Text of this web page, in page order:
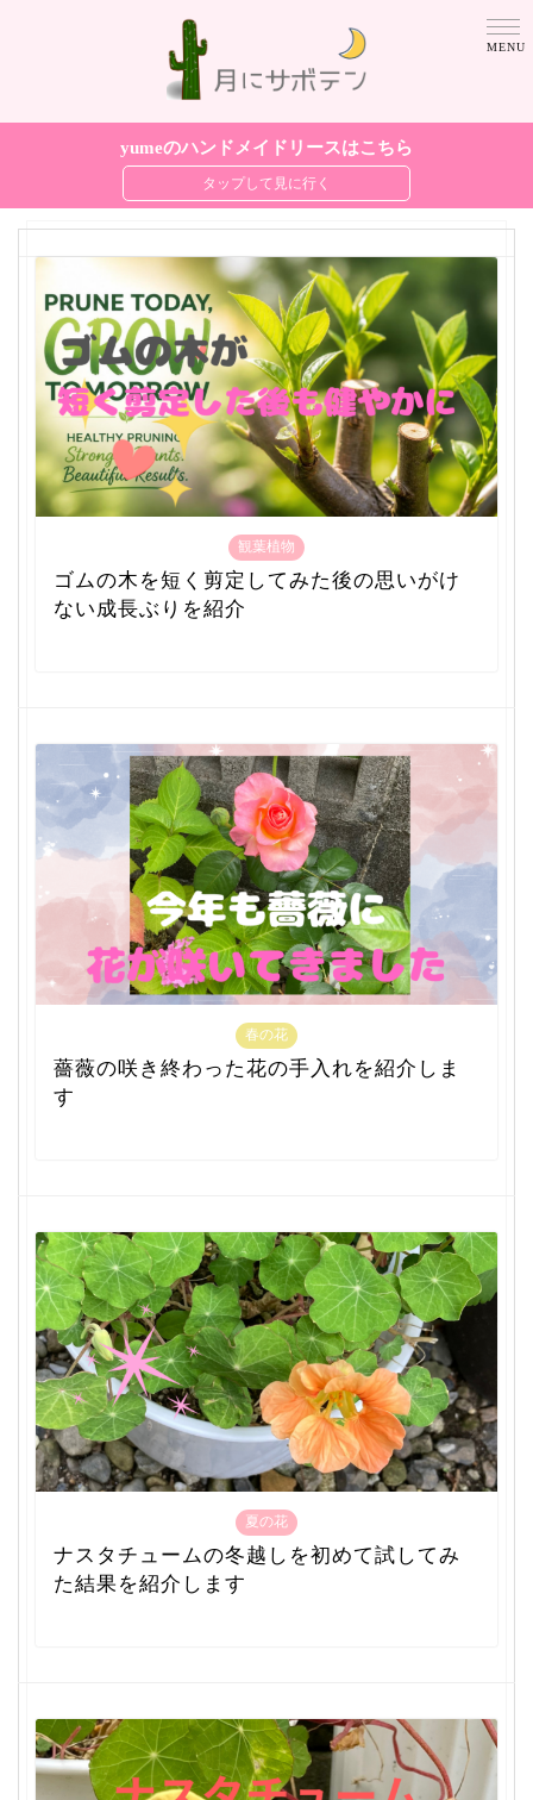
yumeのハンドメイドリースはこちら
観葉植物
ゴムの木を短く剪定してみた後の思いがけ
ない成長ぶりを紹介
春の花
薔薇の咲き終わった花の手入れを紹介しま
す
夏の花
ナスタチュームの冬越しを初めて試してみ
た結果を紹介します